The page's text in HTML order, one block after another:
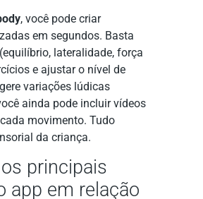
, você pode criar
em segundos. Basta
lateralidade, força
e ajustar o nível de
variações lúdicas
ainda pode incluir vídeos
movimento. Tudo
da criança.
principais
app em relação